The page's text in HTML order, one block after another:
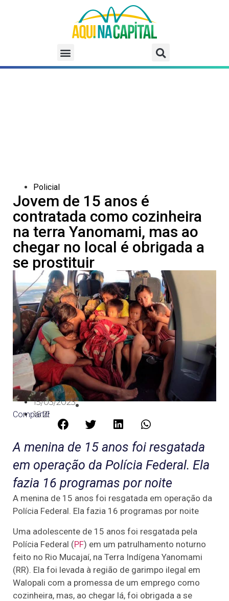
Policial
Jovem de 15 anos é
contratada como cozinheira
na terra Yanomami, mas ao
chegar no local é obrigada a
se prostituir
15/03/2023
16:23
Compartilhe:
A menina de 15 anos foi resgatada
em operação da Polícia Federal. Ela
fazia 16 programas por noite
A menina de 15 anos foi resgatada em operação da
Polícia Federal. Ela fazia 16 programas por noite
Uma adolescente de 15 anos foi resgatada pela
Polícia Federal (PF) em um patrulhamento noturno
feito no Rio Mucajaí, na Terra Indígena Yanomami
(RR). Ela foi levada à região de garimpo ilegal em
Walopali com a promessa de um emprego como
cozinheira, mas, ao chegar lá, foi obrigada a se